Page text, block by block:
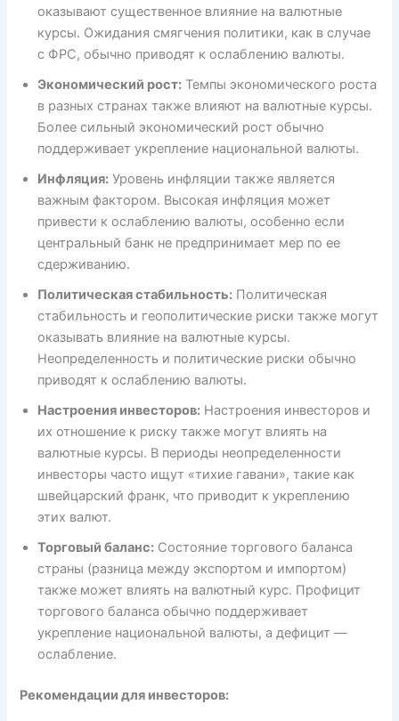
оказывают существенное влияние на валютные
курсы. Ожидания смягчения политики, как в случае
с ФРС, обычно приводят к ослаблению валюты.
Экономический рост: Темпы экономического роста
в разных странах также влияют на валютные курсы.
Более сильный экономический рост обычно
поддерживает укрепление национальной валюты.
Инфляция: Уровень инфляции также является
важным фактором. Высокая инфляция может
привести к ослаблению валюты, особенно если
центральный банк не предпринимает мер по ее
сдерживанию.
Политическая стабильность: Политическая
стабильность и геополитические риски также могут
оказывать влияние на валютные курсы.
Неопределенность и политические риски обычно
приводят к ослаблению валюты.
Настроения инвесторов: Настроения инвесторов и
их отношение к риску также могут влиять на
валютные курсы. В периоды неопределенности
инвесторы часто ищут «тихие гавани», такие как
швейцарский франк, что приводит к укреплению
этих валют.
Торговый баланс: Состояние торгового баланса
страны (разница между экспортом и импортом)
также может влиять на валютный курс. Профицит
торгового баланса обычно поддерживает
укрепление национальной валюты, а дефицит —
ослабление.
Рекомендации для инвесторов: